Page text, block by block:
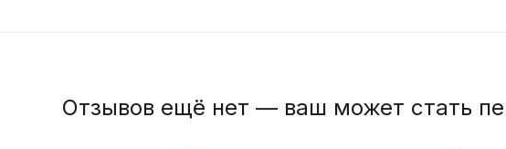
Отзывов ещё нет — ваш может стать